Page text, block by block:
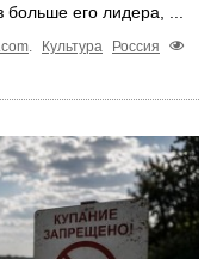
больше его лидера, ...
. Культура
Россия